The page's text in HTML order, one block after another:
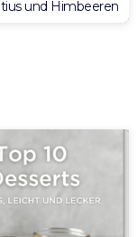
und Himbeeren